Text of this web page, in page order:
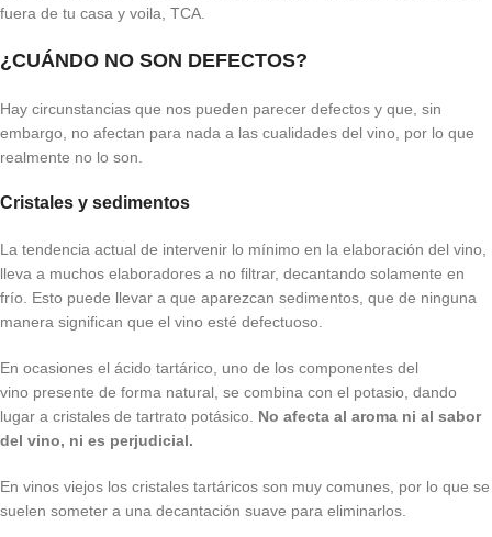
fuera de tu casa y voila, TCA.
¿CUÁNDO NO SON DEFECTOS?
Hay circunstancias que nos pueden parecer defectos y que, sin
embargo, no afectan para nada a las cualidades del vino, por lo que
realmente no lo son.
Cristales y sedimentos
La tendencia actual de intervenir lo mínimo en la elaboración del vino,
lleva a muchos elaboradores a no filtrar, decantando solamente en
frío. Esto puede llevar a que aparezcan sedimentos, que de ninguna
manera significan que el vino esté defectuoso.
En ocasiones el ácido tartárico, uno de los componentes del
vino presente de forma natural, se combina con el potasio, dando
lugar a cristales de tartrato potásico. No afecta al aroma ni al sabor
del vino, ni es perjudicial.
En vinos viejos los cristales tartáricos son muy comunes, por lo que se
suelen someter a una decantación suave para eliminarlos.